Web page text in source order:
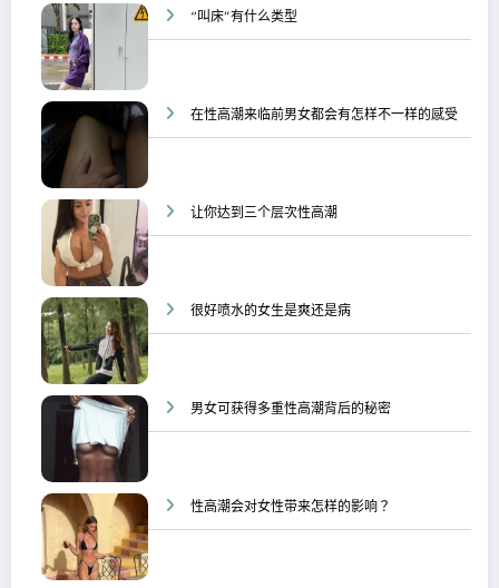
“叫床”有什么类型
在性高潮来临前男女都会有怎样不一样的感受
让你达到三个层次性高潮
很好喷水的女生是爽还是病
男女可获得多重性高潮背后的秘密
性高潮会对女性带来怎样的影响？